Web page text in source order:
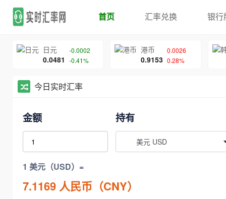
首页 汇率兑换 银行
日元
0.0481
-0.0002
-0.41%
港币
0.9153
0.0026
0.28%
今日实时汇率
金额 持有
美元 USD
1 美元（USD）=
7.1169 人民币（CNY）